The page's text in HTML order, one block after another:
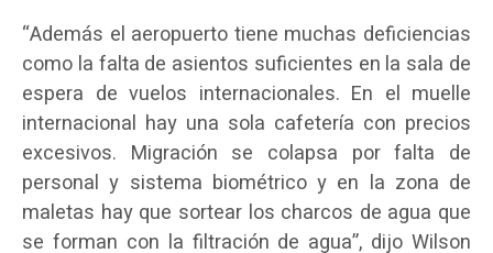
“Además el aeropuerto tiene muchas deficiencias
como la falta de asientos suficientes en la sala de
espera de vuelos internacionales. En el muelle
internacional hay una sola cafetería con precios
excesivos. Migración se colapsa por falta de
personal y sistema biométrico y en la zona de
maletas hay que sortear los charcos de agua que
se forman con la filtración de agua”, dijo Wilson